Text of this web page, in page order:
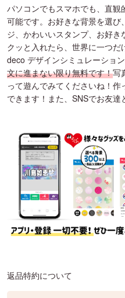
パソコンでもスマホでも、直
可能です。お好きな背景を選
ジ、かわいいスタンプ、お好
クッと入れたら、世界に一つ
deco デザインシミュレーション
文に進まない限り無料です！写
って遊んでみてくださいね！
できます！また、SNSでお友達
返品特約について